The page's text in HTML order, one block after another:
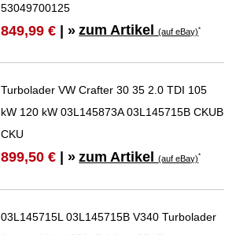
53049700125
849,99 € | » zum Artikel(auf eBay)*
Turbolader VW Crafter 30 35 2.0 TDI 105
kW 120 kW 03L145873A 03L145715B CKUB
CKU
899,50 € | » zum Artikel(auf eBay)*
03L145715L 03L145715B V340 Turbolader